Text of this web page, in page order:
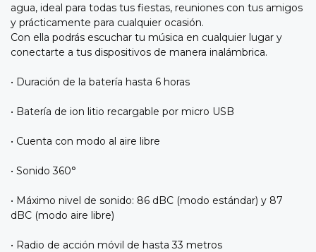
agua, ideal para todas tus fiestas, reuniones con tus amigos
y prácticamente para cualquier ocasión.
Con ella podrás escuchar tu música en cualquier lugar y
conectarte a tus dispositivos de manera inalámbrica.
• Duración de la batería hasta 6 horas
• Batería de ion litio recargable por micro USB
• Cuenta con modo al aire libre
• Sonido 360°
• Máximo nivel de sonido: 86 dBC (modo estándar) y 87
dBC (modo aire libre)
• Radio de acción móvil de hasta 33 metros